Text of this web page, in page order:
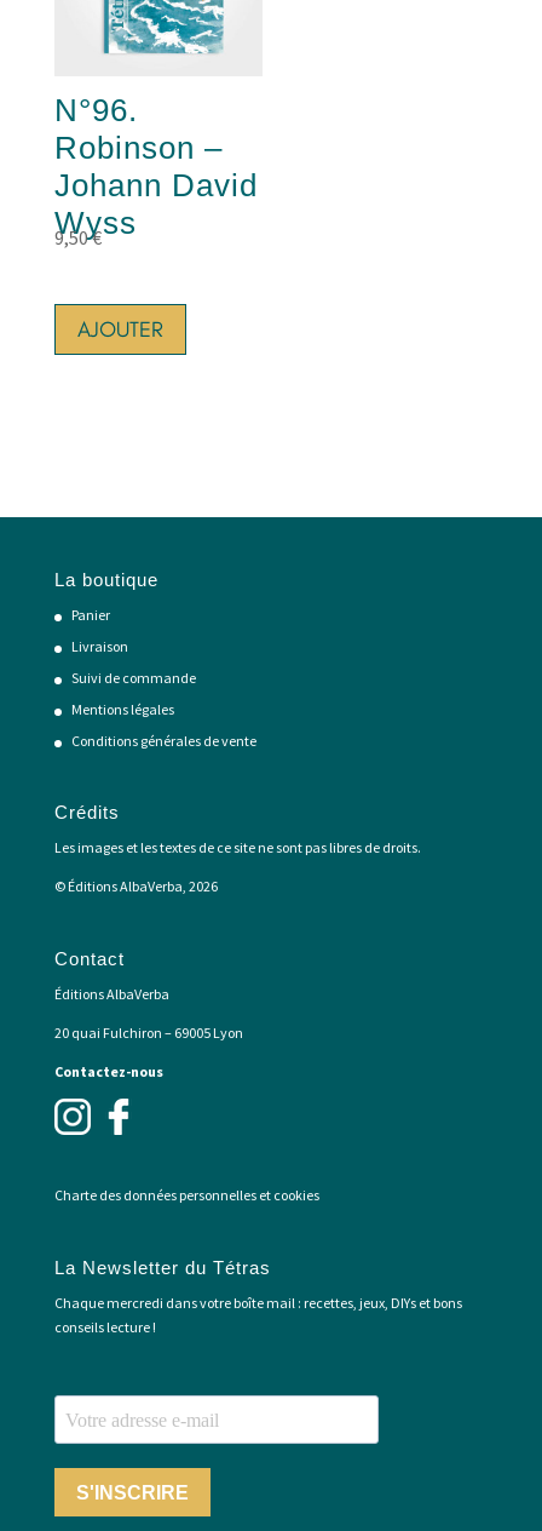
N°96.
Robinson –
Johann David
Wyss
9,50€
AJOUTER
La boutique
Panier
Livraison
Suivi de commande
Mentions légales
Conditions générales de vente
Crédits
Les images et les textes de ce site ne sont pas libres de droits.
© Éditions AlbaVerba, 2026
Contact
Éditions AlbaVerba
20 quai Fulchiron – 69005 Lyon
Contactez-nous
Charte des données personnelles et cookies
La Newsletter du Tétras
Chaque mercredi dans votre boîte mail : recettes, jeux, DIYs et bons
conseils lecture !
S'INSCRIRE